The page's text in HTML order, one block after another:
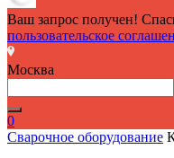
Ваш запрос получен!
пользовательское
Москва
0
Сварочное оборудование